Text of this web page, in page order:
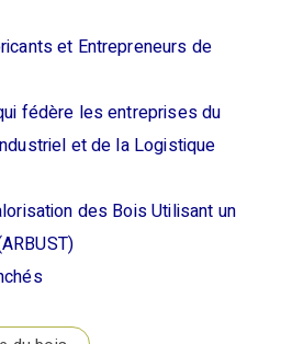
et Entrepreneurs de
fédère les entreprises du
et de la Logistique
des Bois Utilisant un